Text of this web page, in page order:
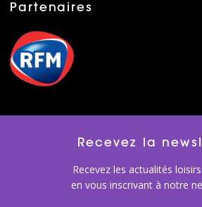
Partenaires
Recevez la
Recevez les actualités
en vous inscrivant à notre